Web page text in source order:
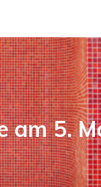
am 5.